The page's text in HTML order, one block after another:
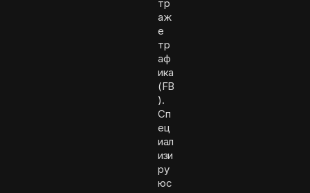
тр
аж
е
тр
аф
ика
(FB
).
Сп
ец
иал
изи
ру
юс